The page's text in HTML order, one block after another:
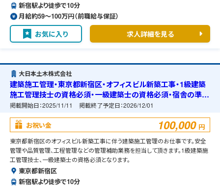
新宿駅より徒歩で10分
月給約59〜100万円（前職給与保証）
お気に入り 求人詳細を見る
大日本土木株式会社
建築施工管理・東京都新宿区・オフィスビル新築工事・1級建築
施工管理技士の資格必須・一級建築士の資格必須・宿舎の準備
可能
掲載開始日：2025/11/11 掲載終了予定日：2026/12/01
お祝い金 100,000 円
東京都新宿区のオフィスビル新築工事に伴う建築施工管理のお仕事です。安全
管理や品質管理、工程管理などの管理補助業務を担当して頂きます。1級建築施
工管理技士、一級建築士の資格必須となります。
東京都新宿区
新宿駅より徒歩で10分